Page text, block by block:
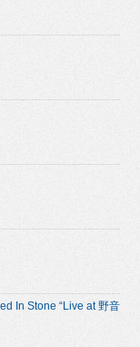
In Stone “Live at 野音